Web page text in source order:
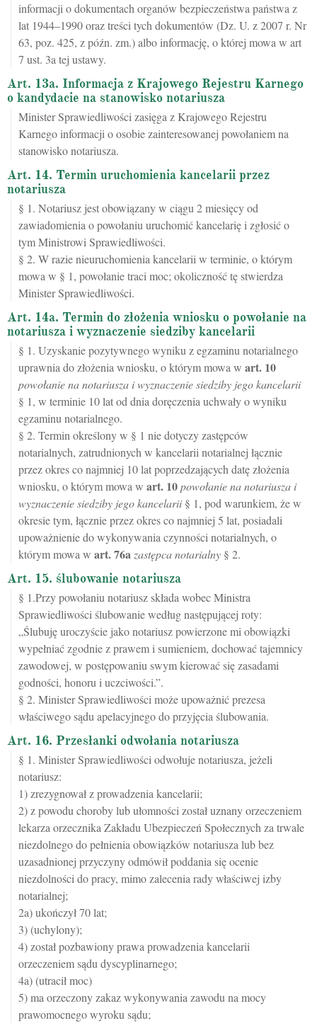
informacji o dokumentach organów bezpieczeństwa państwa z
lat 1944–1990 oraz treści tych dokumentów (Dz. U. z 2007 r. Nr
63, poz. 425, z późn. zm.) albo informację, o której mowa w art
7 ust. 3a tej ustawy.
Art. 13a. Informacja z Krajowego Rejestru Karnego
o kandydacie na stanowisko notariusza
Minister Sprawiedliwości zasięga z Krajowego Rejestru
Karnego informacji o osobie zainteresowanej powołaniem na
stanowisko notariusza.
Art. 14. Termin uruchomienia kancelarii przez
notariusza
§ 1. Notariusz jest obowiązany w ciągu 2 miesięcy od
zawiadomienia o powołaniu uruchomić kancelarię i zgłosić o
tym Ministrowi Sprawiedliwości.
§ 2. W razie nieuruchomienia kancelarii w terminie, o którym
mowa w § 1, powołanie traci moc; okoliczność tę stwierdza
Minister Sprawiedliwości.
Art. 14a. Termin do złożenia wniosku o powołanie na
notariusza i wyznaczenie siedziby kancelarii
§ 1. Uzyskanie pozytywnego wyniku z egzaminu notarialnego
uprawnia do złożenia wniosku, o którym mowa w art. 10
powołanie na notariusza i wyznaczenie siedziby jego kancelarii
§ 1, w terminie 10 lat od dnia doręczenia uchwały o wyniku
egzaminu notarialnego.
§ 2. Termin określony w § 1 nie dotyczy zastępców
notarialnych, zatrudnionych w kancelarii notarialnej łącznie
przez okres co najmniej 10 lat poprzedzających datę złożenia
wniosku, o którym mowa w art. 10powołanie na notariusza i
wyznaczenie siedziby jego kancelarii§ 1, pod warunkiem, że w
okresie tym, łącznie przez okres co najmniej 5 lat, posiadali
upoważnienie do wykonywania czynności notarialnych, o
którym mowa w art.76a zastępca notarialny § 2.
Art. 15. ślubowanie notariusza
§ 1.Przy powołaniu notariusz składa wobec Ministra
Sprawiedliwości ślubowanie według następującej roty:
„Ślubuję uroczyście jako notariusz powierzone mi obowiązki
wypełniać zgodnie z prawem i sumieniem, dochować tajemnicy
zawodowej, w postępowaniu swym kierować się zasadami
godności, honoru i uczciwości.”.
§ 2. Minister Sprawiedliwości może upoważnić prezesa
właściwego sądu apelacyjnego do przyjęcia ślubowania.
Art. 16. Przesłanki odwołania notariusza
§ 1. Minister Sprawiedliwości odwołuje notariusza, jeżeli
notariusz:
1) zrezygnował z prowadzenia kancelarii;
2) z powodu choroby lub ułomności został uznany orzeczeniem
lekarza orzecznika Zakładu Ubezpieczeń Społecznych za trwale
niezdolnego do pełnienia obowiązków notariusza lub bez
uzasadnionej przyczyny odmówił poddania się ocenie
niezdolności do pracy, mimo zalecenia rady właściwej izby
notarialnej;
2a) ukończył 70 lat;
3) (uchylony);
4) został pozbawiony prawa prowadzenia kancelarii
orzeczeniem sądu dyscyplinarnego;
4a) (utracił moc)
5) ma orzeczony zakaz wykonywania zawodu na mocy
prawomocnego wyroku sądu;